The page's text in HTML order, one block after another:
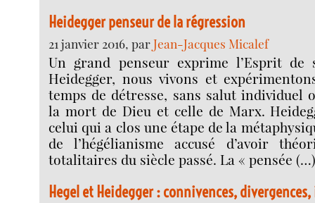
Heidegger penseur de la régression
21 janvier 2016, parJean-Jacques Micalef
Un grand penseur exprime l’Esprit de
Heidegger, nous vivons et
temps de détresse, sans salut individuel
la mort de Dieu et celle de Marx.
celui qui a clos une étape de la
de l’hégélianisme accusé d’avoir
totalitaires du siècle passé. La « pensée
Hegel et Heidegger : connivences,